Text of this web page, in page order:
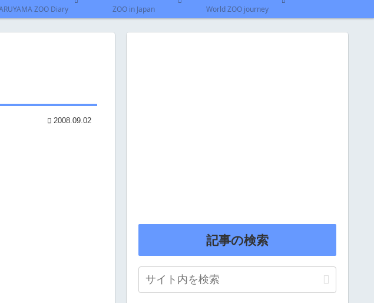
ZOO Diary
ZOO in Japan
World ZOO journey
2008.09.02
記事の検索